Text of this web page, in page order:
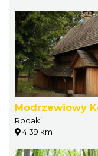
Modrzewiowy
Rodaki
4.39 km